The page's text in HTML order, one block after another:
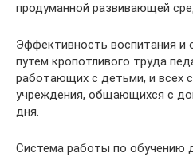
продуманной развивающей
Эффективность воспитания и
путем кропотливого труда
работающих с детьми, и всех
учреждения, общающихся с
дня.
Система работы по обучению